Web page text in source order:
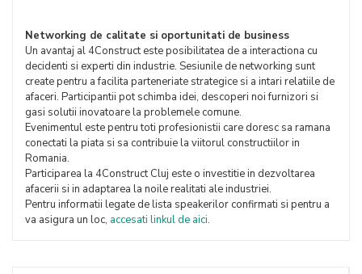
Networking de calitate si oportunitati de business
Un avantaj al 4Construct este posibilitatea de a interactiona cu
decidenti si experti din industrie. Sesiunile de networking sunt
create pentru a facilita parteneriate strategice si a intari relatiile de
afaceri. Participantii pot schimba idei, descoperi noi furnizori si
gasi solutii inovatoare la problemele comune.
Evenimentul este pentru toti profesionistii care doresc sa ramana
conectati la piata si sa contribuie la viitorul constructiilor in
Romania.
Participarea la 4Construct Cluj este o investitie in dezvoltarea
afacerii si in adaptarea la noile realitati ale industriei.
Pentru informatii legate de lista speakerilor confirmati si pentru a
va asigura un loc, accesati linkul de aici.